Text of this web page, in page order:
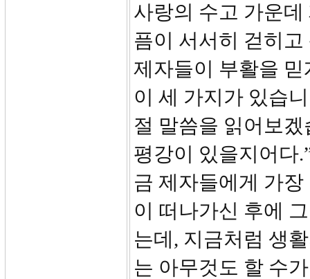
사랑의 수고 가운
픔이 서서히 걷히
제자들이 부활을
이 세 가지가 있습
절 말씀을 읽어보
평강이 있을지어다
금 제자들에게 가
이 떠나가신 후에
는데, 지금처럼 생
는 아무것도 할 수